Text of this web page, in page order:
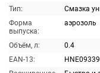
Тип:
Смазка
Форма
выпуска:
аэрозоль
Объём, л:
0.4
EAN-13:
HNE09339